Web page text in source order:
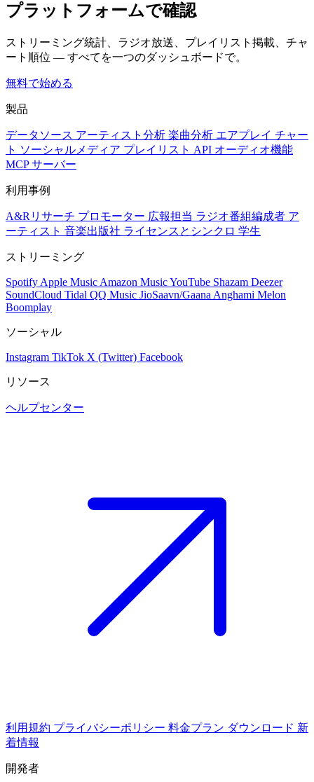
プラットフォームで確認
ストリーミング統計、ラジオ放送、プレイリスト掲載、チャ
ート順位 — すべてを一つのダッシュボードで。
無料で始める
製品
データソース アーティスト分析 楽曲分析 エアプレイ チャー
ト ソーシャルメディア プレイリスト API オーディオ機能
MCP サーバー
利用事例
A&Rリサーチ プロモーター 広報担当 ラジオ番組編成者 ア
ーティスト 音楽出版社 ライセンスとシンクロ 学生
ストリーミング
Spotify Apple Music Amazon MusicYouTube Shazam Deezer
SoundCloud Tidal QQ Music JioSaavn/Gaana Anghami Melon
Boomplay
ソーシャル
Instagram TikTok X (Twitter) Facebook
リソース
ヘルプセンター
利用規約 プライバシーポリシー 料金プラン ダウンロード 新
着情報
開発者